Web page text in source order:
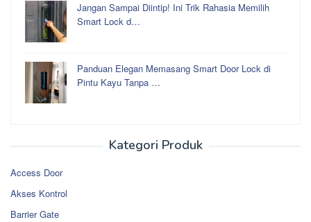
Jangan Sampai Diintip! Ini Trik Rahasia Memilih
Smart Lock d…
Panduan Elegan Memasang Smart Door Lock di
Pintu Kayu Tanpa …
Kategori Produk
Access Door
Akses Kontrol
Barrier Gate